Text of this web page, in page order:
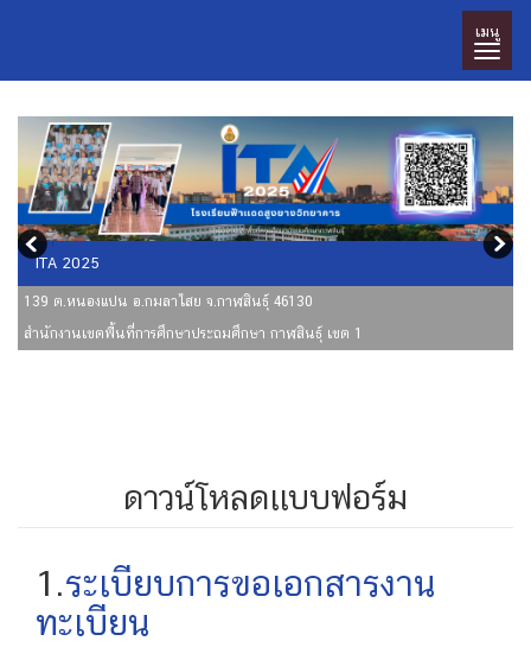
เมนู
ITA 2025
139 ต.หนองแปน อ.กมลาไสย จ.กาฬสินธุ์ 46130
สำนักงานเขตพื้นที่การศึกษาประถมศึกษา กาฬสินธุ์ เขต 1
ดาวน์โหลดเเบบฟอร์ม
1.ระเบียบการขอเอกสารงาน
ทะเบียน